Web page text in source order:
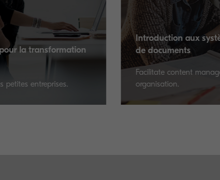
Introduction aux systèmes de gestion
de documents
Facilitate content management within your
organisation.